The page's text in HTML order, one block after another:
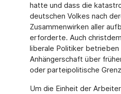
hatte und dass die
deutschen Volkes nach
Zusammenwirken aller
erforderte. Auch
liberale Politiker betrieben
Anhängerschaft über
oder parteipolitische
Um die Einheit der